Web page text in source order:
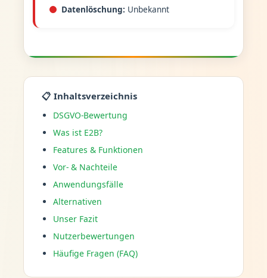
Datenlöschung: Unbekannt
📋 Inhaltsverzeichnis
DSGVO-Bewertung
Was ist E2B?
Features & Funktionen
Vor- & Nachteile
Anwendungsfälle
Alternativen
Unser Fazit
Nutzerbewertungen
Häufige Fragen (FAQ)